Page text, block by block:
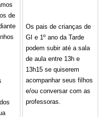
de
Os pais de crianças de
GI e 1º ano da Tarde
podem subir até a sala
de aula entre 13h e
13h15 se quiserem
acompanhar seus filhos
e/ou conversar com as
professoras.